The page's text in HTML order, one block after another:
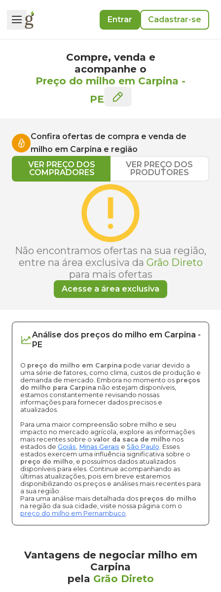
Entrar Cadastrar-se
Compre, venda e
acompanhe o
Preço do milho em Carpina -
PE
Confira ofertas de compra e venda de
milho em Carpina e região
VER PREÇO DOS
COMPRADORES
VER PREÇO DOS
PRODUTORES
Não encontramos ofertas na sua região,
entre na área exclusiva da Grão Direto
para mais ofertas
Acesse a área exclusiva
Análise dos preços do milho em Carpina -
PE
O preço do milho em Carpina pode variar devido a
uma série de fatores, como clima, custos de produção e
demanda de mercado. Embora no momento os preços
do milho para Carpina não estejam disponíveis,
estamos constantemente revisando nossas
informações para fornecer dados precisos e
atualizados.
Para uma maior compreensão sobre milho e seu
impacto no mercado agrícola, explore as informações
mais recentes sobre o valor da saca de milho nos
estados de Goiás, Minas Gerais e São Paulo. Esses
estados exercem uma influência significativa sobre o
preço do milho, e possuímos dados atualizados
disponíveis para eles. Continue acompanhando as
últimas atualizações, pois em breve estaremos
disponibilizando os preços e análises mais recentes para
a sua região.
Para uma análise mais detalhada dos preços do milho
na região da sua cidade, visite nossa página com o
preço do milho em Pernambuco.
Vantagens de negociar milho em
Carpina
pela Grão Direto